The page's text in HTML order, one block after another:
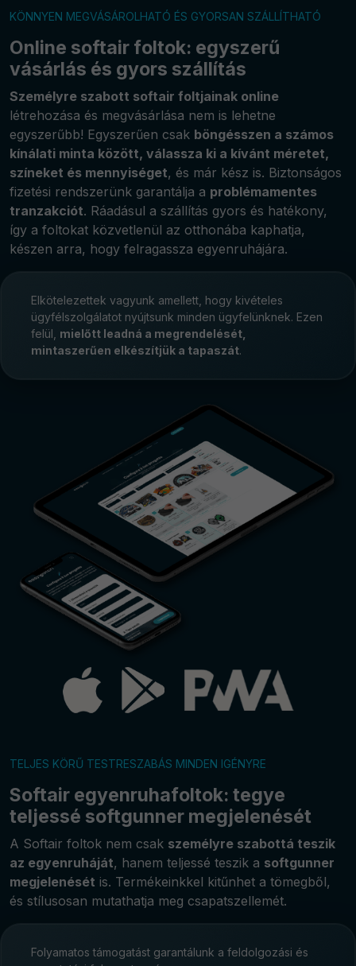
KÖNNYEN MEGVÁSÁROLHATÓ ÉS GYORSAN SZÁLLÍTHATÓ
Online softair foltok: egyszerű
vásárlás és gyors szállítás
Személyre szabott softair foltjainak online
létrehozása és megvásárlása nem is lehetne
egyszerűbb! Egyszerűen csak böngésszen a számos
kínálati minta között, válassza ki a kívánt méretet,
színeket és mennyiséget, és már kész is. Biztonságos
fizetési rendszerünk garantálja a problémamentes
tranzakciót. Ráadásul a szállítás gyors és hatékony,
így a foltokat közvetlenül az otthonába kaphatja,
készen arra, hogy felragassza egyenruhájára.
Elkötelezettek vagyunk amellett, hogy kivételes
ügyfélszolgálatot nyújtsunk minden ügyfelünknek. Ezen
felül, mielőtt leadná a megrendelését,
mintaszerűen elkészítjük a tapaszát.
TELJES KÖRŰ TESTRESZABÁS MINDEN IGÉNYRE
Softair egyenruhafoltok: tegye
teljessé softgunner megjelenését
A Softair foltok nem csak személyre szabottá teszik
az egyenruháját, hanem teljessé teszik a softgunner
megjelenését is. Termékeinkkel kitűnhet a tömegből,
és stílusosan mutathatja meg csapatszellemét.
Folyamatos támogatást garantálunk a feldolgozási és